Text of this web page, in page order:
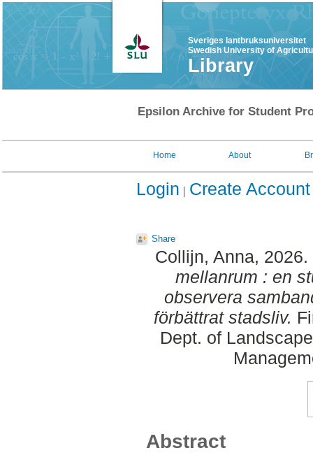
Sveriges lantbruksuniversitet
Swedish University of
Library
Epsilon Archive for Student
Home About
Login Create Account
Share
Collijn, Anna, 2026.
mellanrum : en
observera
förbättrat stadsliv.
Dept. of
Abstract